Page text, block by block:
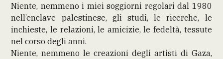
Niente, nemmeno i miei soggiorni regolari dal 1980
nell’enclave palestinese, gli studi, le ricerche, le
inchieste, le relazioni, le amicizie, le fedeltà, tessute
nel corso degli anni.
Niente, nemmeno le creazioni degli artisti di Gaza,